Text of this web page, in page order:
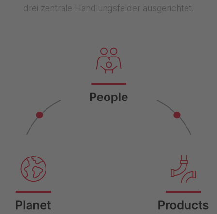
drei zentrale Handlungsfelder ausgerichtet.